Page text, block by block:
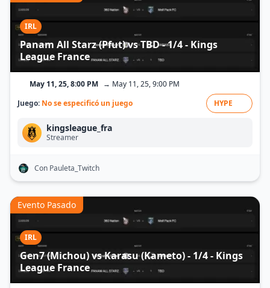
IRL
Panam All Starz (Pfut) vs TBD - 1/4 - Kings
League France
May 11, 25, 8:00 PM → May 11, 25, 9:00 PM
Juego: No se especificó un juego HYPE
kingsleague_fra
Streamer
Con Pauleta_Twitch
IRL
Gen7 (Michou) vs Karasu (Kameto) - 1/4 - Kings
League France
Evento Pasado